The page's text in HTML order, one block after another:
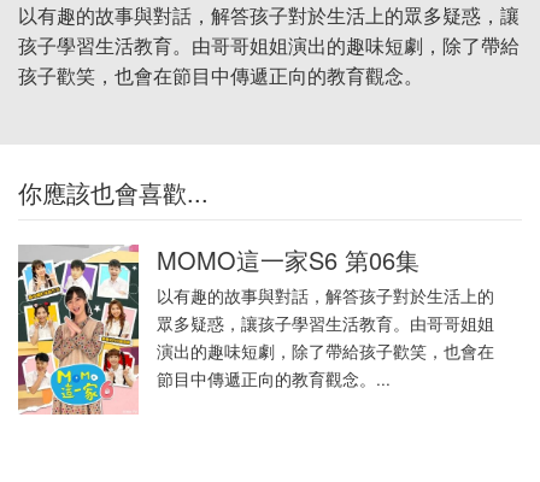
以有趣的故事與對話，解答孩子對於生活上的眾多疑惑，讓
孩子學習生活教育。由哥哥姐姐演出的趣味短劇，除了帶給
孩子歡笑，也會在節目中傳遞正向的教育觀念。
你應該也會喜歡...
MOMO這一家S6 第06集
以有趣的故事與對話，解答孩子對於生活上的
眾多疑惑，讓孩子學習生活教育。由哥哥姐姐
演出的趣味短劇，除了帶給孩子歡笑，也會在
節目中傳遞正向的教育觀念。...